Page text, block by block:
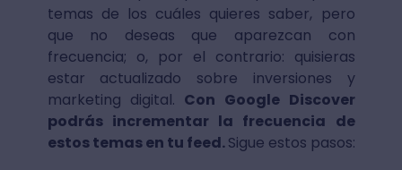
temas de los cuáles quieres saber, pero
que no deseas que aparezcan con
frecuencia; o, por el contrario: quisieras
estar actualizado sobre inversiones y
marketing digital. Con Google Discover
podrás incrementar la frecuencia de
estos temas en tu feed.Sigue estos pasos: